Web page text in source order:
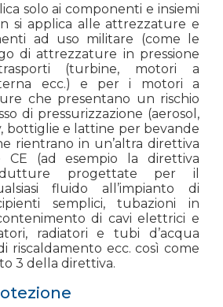
solo ai componenti e insiemi
si applica alle attrezzature e
ad uso militare (come le
di attrezzature in pressione
(turbine, motori a
ecc.) e per i motori a
che presentano un rischio
di pressurizzazione (aerosol,
bottiglie e lattine per bevande
rientrano in un’altra direttiva
CE (ad esempio la direttiva
progettate per il
fluido all’impianto di
semplici, tubazioni in
di cavi elettrici e
radiatori e tubi d’acqua
riscaldamento ecc. così come
3 della direttiva.